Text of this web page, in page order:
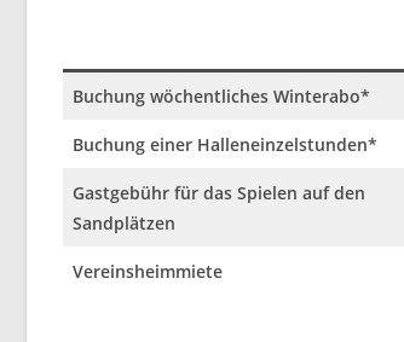
Buchung wöchentliches Winterabo*
Buchung einer Halleneinzelstunden*
Gastgebühr für das Spielen auf den
Sandplätzen
Vereinsheimmiete